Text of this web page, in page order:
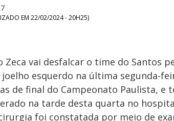
EM 22/02/2024 - 20H25)
Zeca vai desfalcar o time do Santos
esquerdo na última segunda-
de final do Campeonato Paulista, e
na tarde desta quarta no
foi constatada por meio de